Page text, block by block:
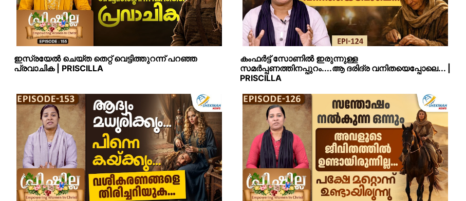
ഇസ്രയേൽ ചെയ്ത തെറ്റ് വെട്ടിത്തുറന്ന് പറഞ്ഞ
പ്രവാചിക | PRISCILLA
കംഫർട്ട് സോണിൽ ഇരുന്നുള്ള
സമർപ്പണത്തിനപ്പുറം....ആ ദരിദ്ര വനിതയെപ്പോലെ... |
PRISCILLA